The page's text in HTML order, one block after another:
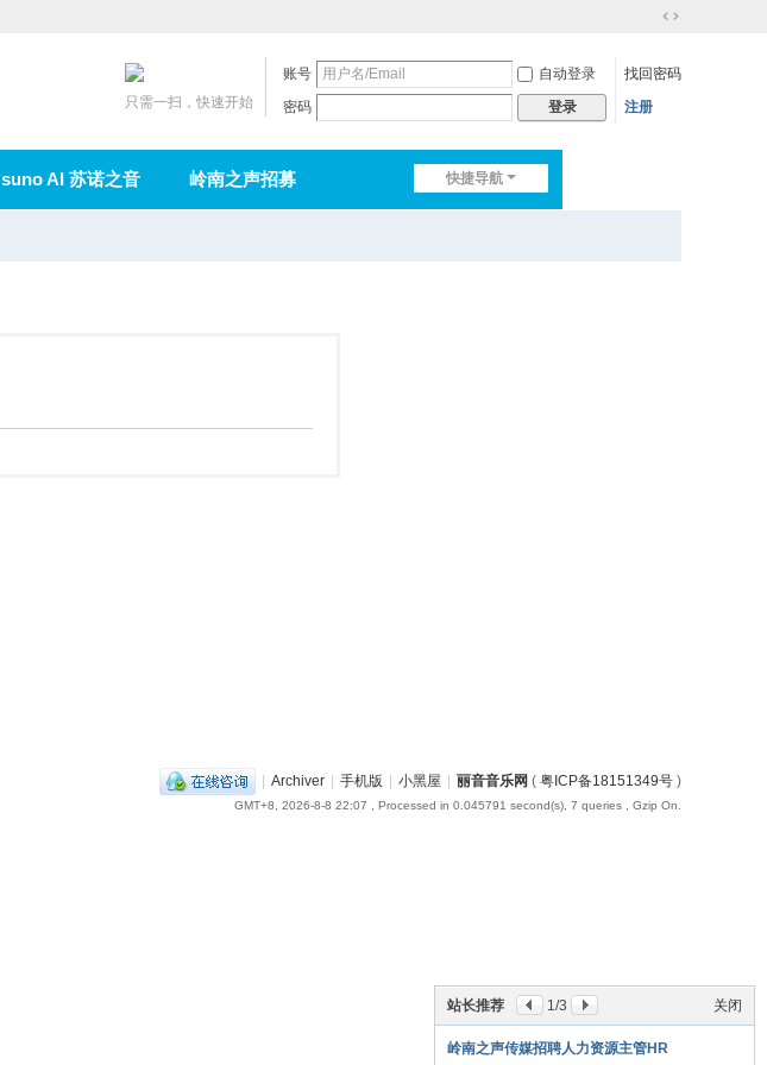
到
账号 自动登录
找回密码
密码
登录 注册
只需一扫，快速开始
快捷导航
suno AI 苏诺之音 岭南之声招募
关闭
站长推荐 1/3
岭南之声传媒招聘人力资源主管HR
| Archiver | 手机版 | 小黑屋 | 丽音音乐网 ( 粤ICP备18151349号 )
GMT+8, 2026-8-8 22:07 , Processed in 0.045791 second(s), 7 queries , Gzip On.